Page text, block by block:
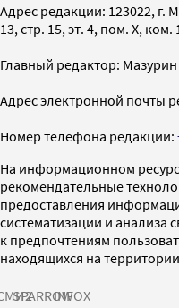
Адрес редакции: 123022, г.
13, стр. 15, эт. 4, пом. X, ком. 1
Главный редактор:
Адрес электронной почты
Номер телефона редакции:
На информационном
рекомендательные
предоставления
систематизации и анализа
к предпочтениям
находящихся на
SPARROWINFOX